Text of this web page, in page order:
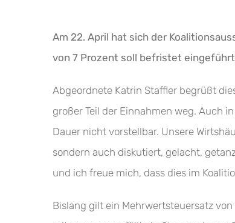
Am 22. April hat sich der
von 7 Prozent soll befristet
Abgeordnete Katrin Staffler begrüßt
großer Teil der Einnahmen weg. Auch
Dauer nicht vorstellbar. Unsere
sondern auch diskutiert, gelacht,
und ich freue mich, dass dies im
Bislang gilt ein Mehrwertsteuersatz